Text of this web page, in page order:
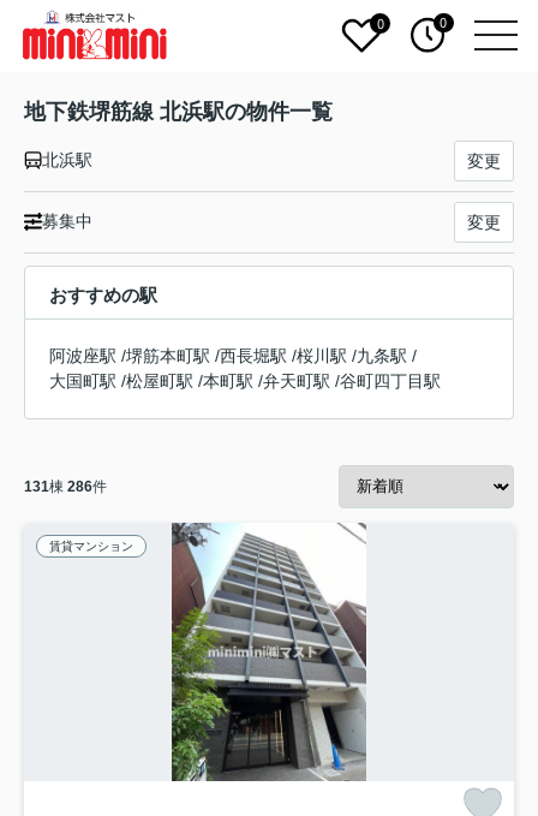
0 0
地下鉄堺筋線 北浜駅の物件一覧
北浜駅 変更
募集中 変更
おすすめの駅
阿波座駅 /堺筋本町駅 /西長堀駅 /桜川駅 /九条駅 /
大国町駅 /松屋町駅 /本町駅 /弁天町駅 /谷町四丁目駅
131棟 286件
賃貸マンション